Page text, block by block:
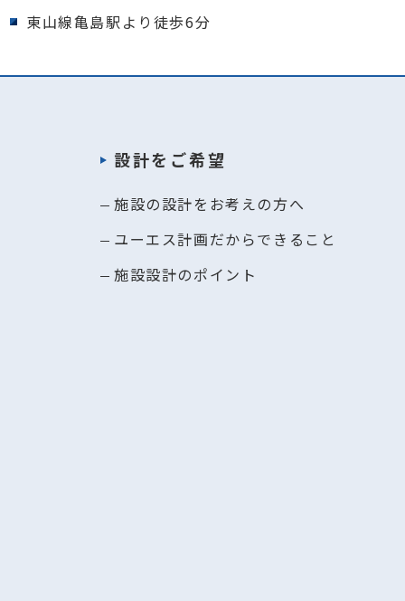
東山線亀島駅より徒歩6分
設計をご希望
施設の設計をお考えの方へ
ユーエス計画だからできること
施設設計のポイント